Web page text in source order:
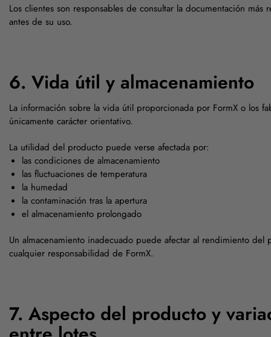
Los clientes son responsables de consultar la documentación más
antes de su uso.
6. Vida útil y almacenamiento
La información sobre la vida útil proporcionada por FormX o los
únicamente carácter orientativo.
La utilidad del producto puede verse afectada por:
las condiciones de almacenamiento
las fluctuaciones de temperatura
la humedad
la contaminación tras la apertura
el almacenamiento prolongado
Un almacenamiento inadecuado puede afectar al rendimiento del
cualquier responsabilidad de FormX.
7. Aspecto del producto y